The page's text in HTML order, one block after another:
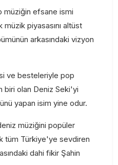
müziğin efsane ismi
müzik piyasasını altüst
arkasındaki vizyon
ve besteleriyle pop
biri olan Deniz Seki'yi
yapan isim yine odur.
müziğini popüler
tüm Türkiye'ye sevdiren
dahi fikir Şahin